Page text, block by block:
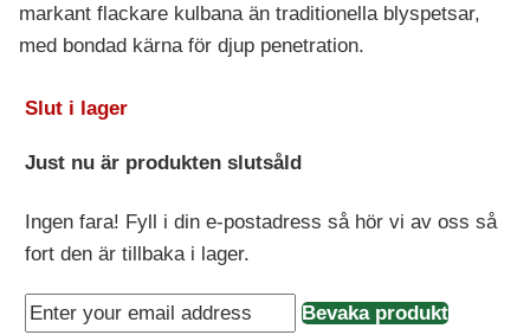
markant flackare kulbana än traditionella blyspetsar,
med bondad kärna för djup penetration.
Slut i lager
Just nu är produkten slutsåld
Ingen fara! Fyll i din e-postadress så hör vi av oss så
fort den är tillbaka i lager.
Bevaka produkt